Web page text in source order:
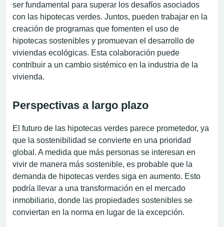
ser fundamental para superar los desafíos asociados
con las hipotecas verdes. Juntos, pueden trabajar en la
creación de programas que fomenten el uso de
hipotecas sostenibles y promuevan el desarrollo de
viviendas ecológicas. Esta colaboración puede
contribuir a un cambio sistémico en la industria de la
vivienda.
Perspectivas a largo plazo
El futuro de las hipotecas verdes parece prometedor, ya
que la sostenibilidad se convierte en una prioridad
global. A medida que más personas se interesan en
vivir de manera más sostenible, es probable que la
demanda de hipotecas verdes siga en aumento. Esto
podría llevar a una transformación en el mercado
inmobiliario, donde las propiedades sostenibles se
conviertan en la norma en lugar de la excepción.